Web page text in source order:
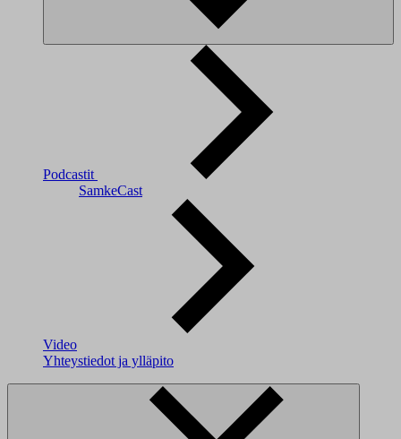
Podcastit
SamkeCast
Video
Yhteystiedot ja ylläpito